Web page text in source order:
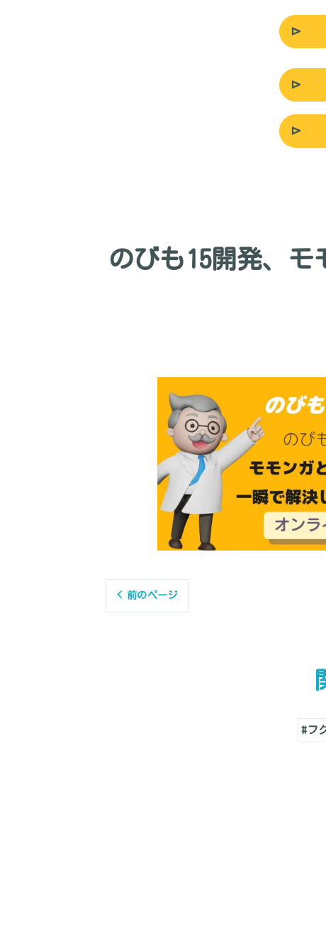
のびも15開発、モ
< 前のページ
#フ